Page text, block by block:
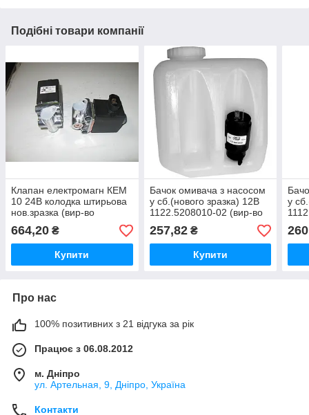
Подібні товари компанії
Клапан електромагн КЕМ
10 24В колодка штирьова
нов.зразка (вир-во
Турция)
664,20 ₴
Купити
Бачок омивача з насосом
у сб.(нового зразка) 12В
1122.5208010-02 (вир-во
"ПРАМО")
257,82₴
Купити
у
260
Про нас
100% позитивних з 21 відгука за рік
Працює з 06.08.2012
м. Дніпро
ул. Артельная, 9, Дніпро, Україна
Контакти